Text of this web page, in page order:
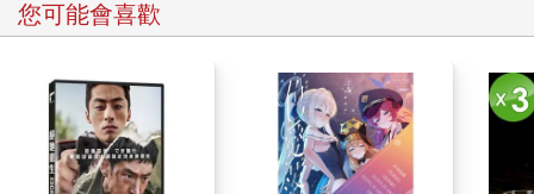
您可能會喜歡